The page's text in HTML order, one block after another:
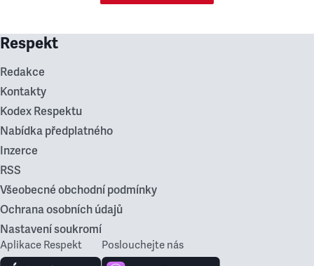
Respekt
Redakce
Kontakty
Kodex Respektu
Nabídka předplatného
Inzerce
RSS
Všeobecné obchodní podmínky
Ochrana osobních údajů
Nastavení soukromí
Aplikace Respekt Poslouchejte nás